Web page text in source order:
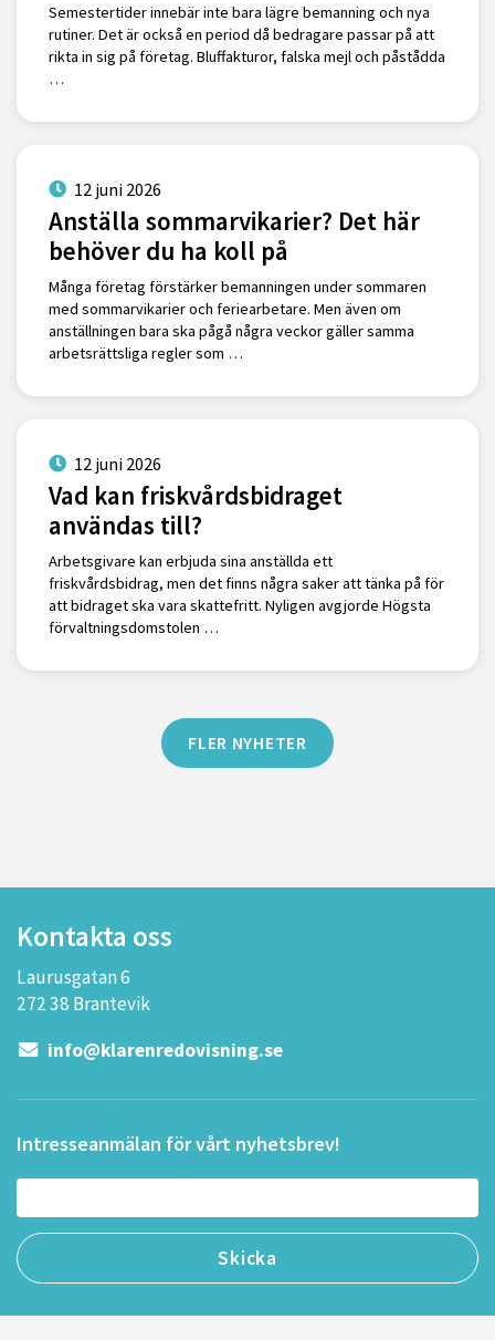
Semestertider innebär inte bara lägre bemanning och nya
rutiner. Det är också en period då bedragare passar på att
rikta in sig på företag. Bluffakturor, falska mejl och påstådda
…
12 juni 2026
Anställa sommarvikarier? Det här
behöver du ha koll på
Många företag förstärker bemanningen under sommaren
med sommarvikarier och feriearbetare. Men även om
anställningen bara ska pågå några veckor gäller samma
arbetsrättsliga regler som …
12 juni 2026
Vad kan friskvårdsbidraget
användas till?
Arbetsgivare kan erbjuda sina anställda ett
friskvårdsbidrag, men det finns några saker att tänka på för
att bidraget ska vara skattefritt. Nyligen avgjorde Högsta
förvaltningsdomstolen …
FLER NYHETER
Kontakta oss
Laurusgatan 6
272 38 Brantevik
info@klarenredovisning.se
Intresseanmälan för vårt nyhetsbrev!